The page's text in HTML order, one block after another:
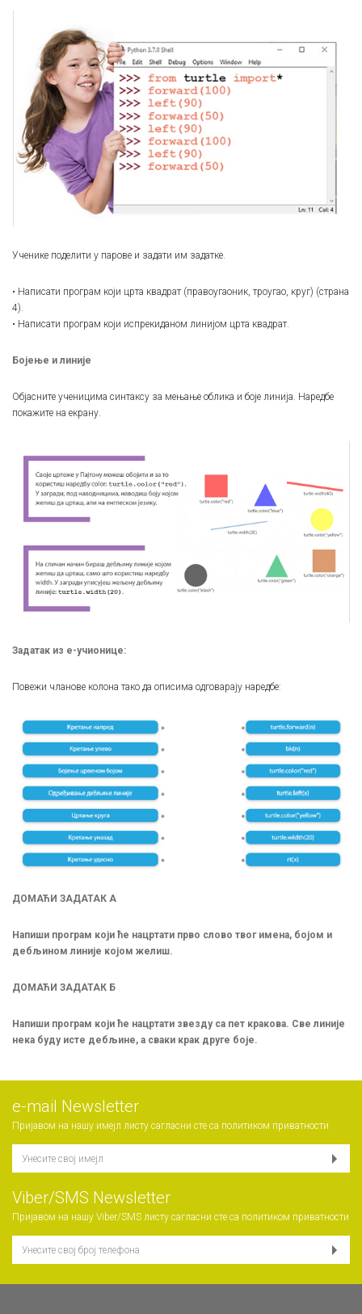
Ученике поделити у парове и задати им задатке.
• Написати програм који црта квадрат (правоугаоник, троугао, круг) (страна
4).
• Написати програм који испрекиданом линијом црта квадрат.
Бојење и линије
Објасните ученицима синтаксу за мењање облика и боје линија. Наредбе
покажите на екрану.
Задатак из е-учионице:
Повежи чланове колона тако да описима одговарају наредбе:
ДОМАЋИ ЗАДАТАК А
Напиши програм који ће нацртати прво слово твог имена, бојом и
дебљином линије којом желиш.
ДОМАЋИ ЗАДАТАК Б
Напиши програм који ће нацртати звезду са пет кракова. Све линије
нека буду исте дебљине, а сваки крак друге боје.
е-mail Newsletter
Пријавом на нашу имејл листу сагласни сте са политиком приватности
Viber/SMS Newsletter
Пријавом на нашу Viber/SMS листу сагласни сте са политиком приватности